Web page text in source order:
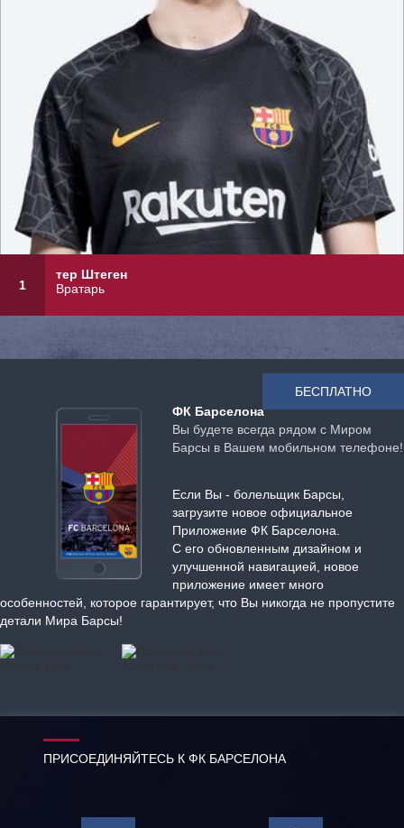
1
тер Штеген
Вратарь
ФК Барселона
Вы будете всегда рядом с Миром
Барсы в Вашем мобильном телефоне!
Если Вы - болельщик Барсы,
загрузите новое официальное
Приложение ФК Барселона.
С его обновленным дизайном и
улучшенной навигацией, новое
приложение имеет много
особенностей, которое гарантирует, что Вы никогда не пропустите
детали Мира Барсы!
БЕСПЛАТНО
ПРИСОЕДИНЯЙТЕСЬ К ФК БАРСЕЛОНА